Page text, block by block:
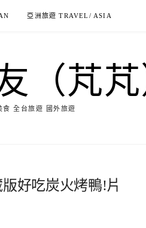
亞洲旅遊 TRAVEL/ ASIA
（芃芃
食 全台旅遊 國外旅遊
好吃炭火烤鴨!片